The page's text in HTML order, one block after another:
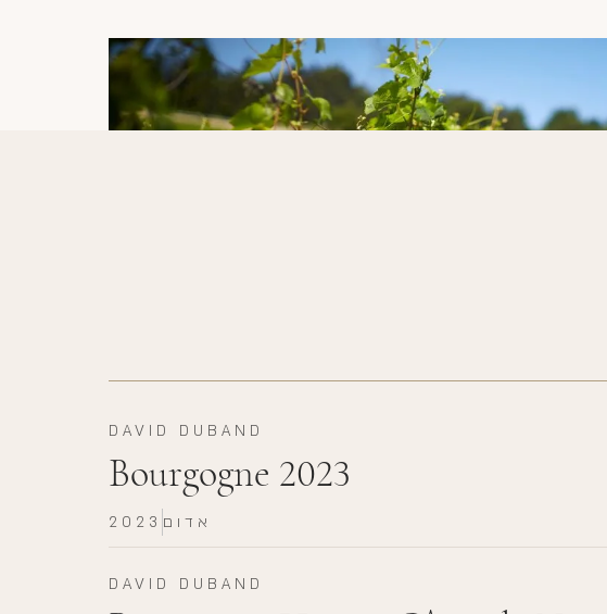
DAVID DUBAND
Bourgogne 2023
2023 אדום
DAVID DUBAND